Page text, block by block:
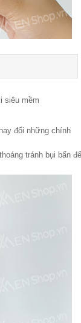
siêu mềm
đổi những chính
tránh bụi bẩn để